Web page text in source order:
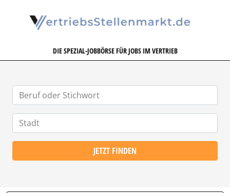
DIE SPEZIAL-JOBBÖRSE FÜR JOBS IM VERTRIEB
JETZT FINDEN